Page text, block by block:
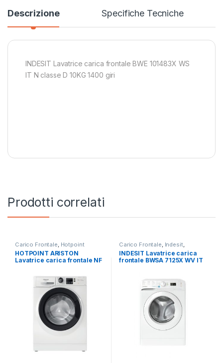
Descrizione Specifiche Tecniche
INDESIT Lavatrice carica frontale BWE 101483X WS
IT N classe D 10KG 1400 giri
Prodotti correlati
Carico Frontale Hotpoint
Ariston, Lavatrici ,Libera
Installazione
HOTPOINT ARISTON
Lavatrice carica frontale NF
Carico Frontale Indesit,
Lavatrici, Libera Installazione
INDESIT Lavatrice carica
frontale BWSA 7125X WV IT